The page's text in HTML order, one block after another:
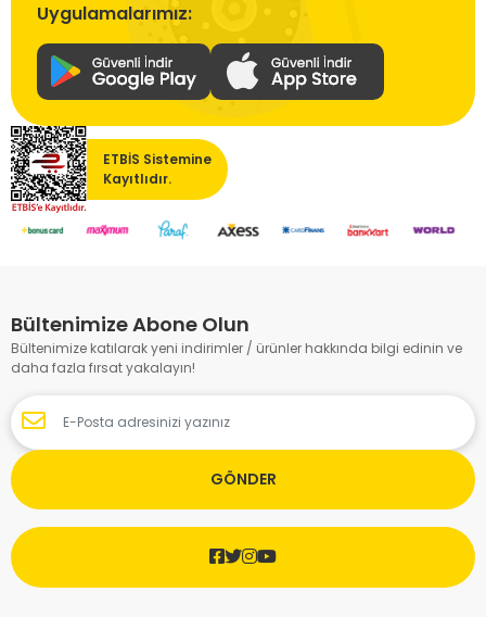
Uygulamalarımız:
ETBİS Sistemine
Kayıtlıdır.
Bültenimize Abone Olun
Bültenimize katılarak yeni indirimler / ürünler hakkında bilgi edinin ve
daha fazla fırsat yakalayın!
GÖNDER